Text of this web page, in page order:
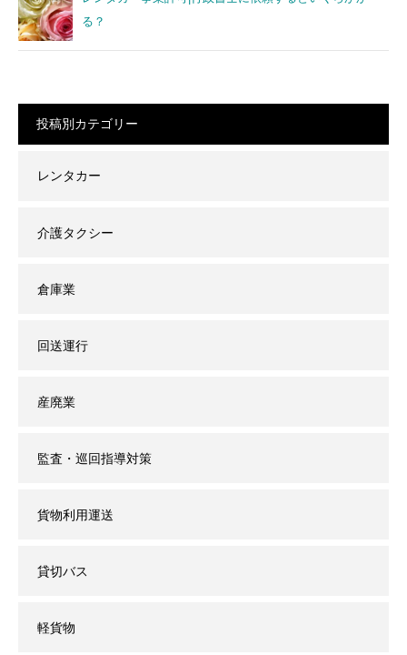
る？
投稿別カテゴリー
レンタカー
介護タクシー
倉庫業
回送運行
産廃業
監査・巡回指導対策
貨物利用運送
貸切バス
軽貨物